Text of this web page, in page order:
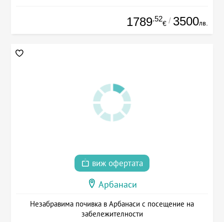
1789.52
€ / 3500лв.
виж офертата
Арбанаси
Незабравима почивка в Арбанаси с посещение на
забележителности